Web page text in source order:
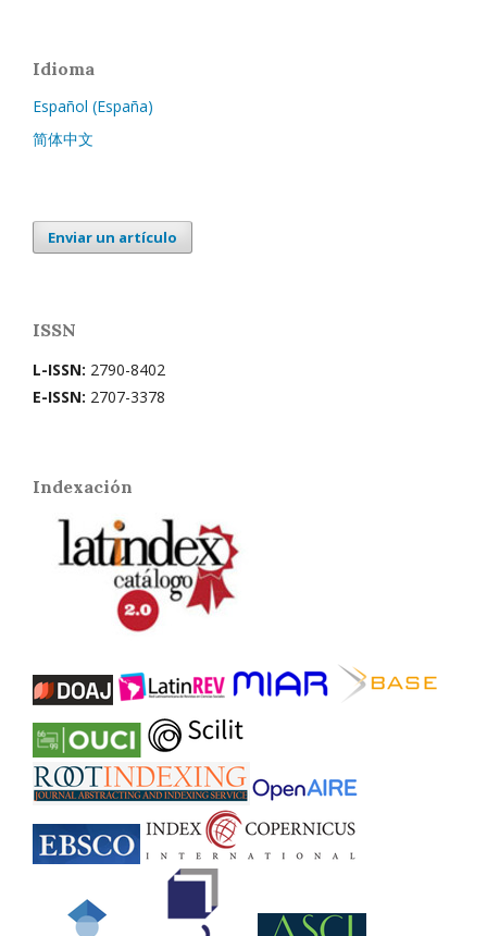
Idioma
Español (España)
简体中文
Enviar un artículo
ISSN
L-ISSN: 2790-8402
E-ISSN: 2707-3378
Indexación